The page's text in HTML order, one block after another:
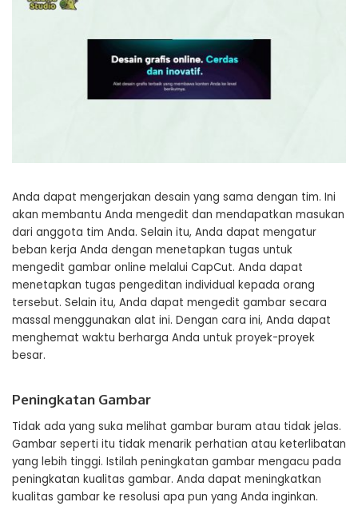
Anda dapat mengerjakan desain yang sama dengan tim. Ini
akan membantu Anda mengedit dan mendapatkan masukan
dari anggota tim Anda. Selain itu, Anda dapat mengatur
beban kerja Anda dengan menetapkan tugas untuk
mengedit gambar online melalui CapCut. Anda dapat
menetapkan tugas pengeditan individual kepada orang
tersebut. Selain itu, Anda dapat mengedit gambar secara
massal menggunakan alat ini. Dengan cara ini, Anda dapat
menghemat waktu berharga Anda untuk proyek-proyek
besar.
Peningkatan Gambar
Tidak ada yang suka melihat gambar buram atau tidak jelas.
Gambar seperti itu tidak menarik perhatian atau keterlibatan
yang lebih tinggi. Istilah peningkatan gambar mengacu pada
peningkatan kualitas gambar. Anda dapat meningkatkan
kualitas gambar ke resolusi apa pun yang Anda inginkan.